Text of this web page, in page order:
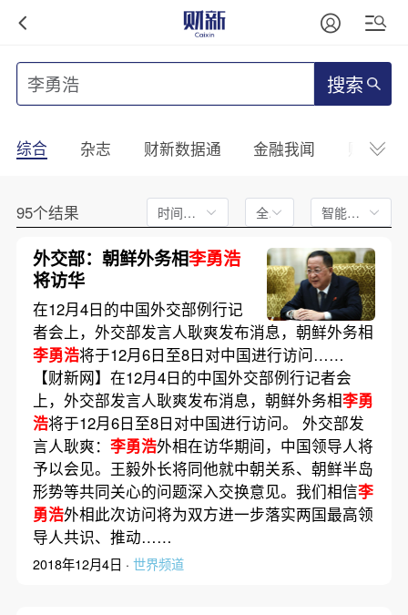
搜索
综合 杂志 财新数据通 金融我闻 财新
95个结果 时间不限 全文 智能排序
外交部：朝鲜外务相李勇浩
将访华
在12月4日的中国外交部例行记
者会上，外交部发言人耿爽发布消息，朝鲜外务相
李勇浩将于12月6日至8日对中国进行访问……
【财新网】在12月4日的中国外交部例行记者会
上，外交部发言人耿爽发布消息，朝鲜外务相李勇
浩将于12月6日至8日对中国进行访问。 外交部发
言人耿爽： 李勇浩外相在访华期间，中国领导人将
予以会见。王毅外长将同他就中朝关系、朝鲜半岛
形势等共同关心的问题深入交换意见。我们相信李
勇浩外相此次访问将为双方进一步落实两国最高领
导人共识、推动……
2018年12月4日 · 世界频道